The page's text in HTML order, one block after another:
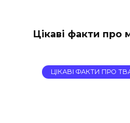
Цікаві факти про
ЦІКАВІ ФАКТИ ПРО